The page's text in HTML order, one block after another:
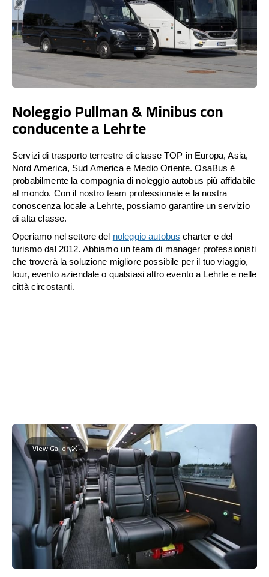
Noleggio Pullman & Minibus con
conducente a Lehrte
Servizi di trasporto terrestre di classe TOP in Europa, Asia,
Nord America, Sud America e Medio Oriente. OsaBus è
probabilmente la compagnia di noleggio autobus più affidabile
al mondo. Con il nostro team professionale e la nostra
conoscenza locale a Lehrte, possiamo garantire un servizio
di alta classe.
Operiamo nel settore del noleggio autobus charter e del
turismo dal 2012. Abbiamo un team di manager professionisti
che troverà la soluzione migliore possibile per il tuo viaggio,
tour, evento aziendale o qualsiasi altro evento a Lehrte e nelle
città circostanti.
View Gallery